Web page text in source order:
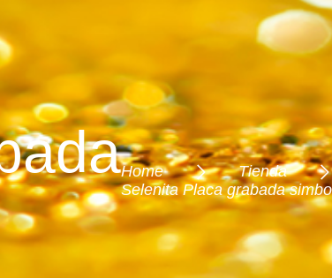
Home Tienda
Selenita Placa grabada